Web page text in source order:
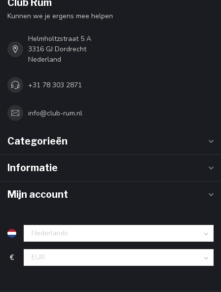
Club Rum
Kunnen we je ergens mee helpen
Helmholtzstraat 5 A
3316 GJ Dordrecht
Nederland
+31 78 303 2871
info@club-rum.nl
Categorieën
Informatie
Mijn account
€